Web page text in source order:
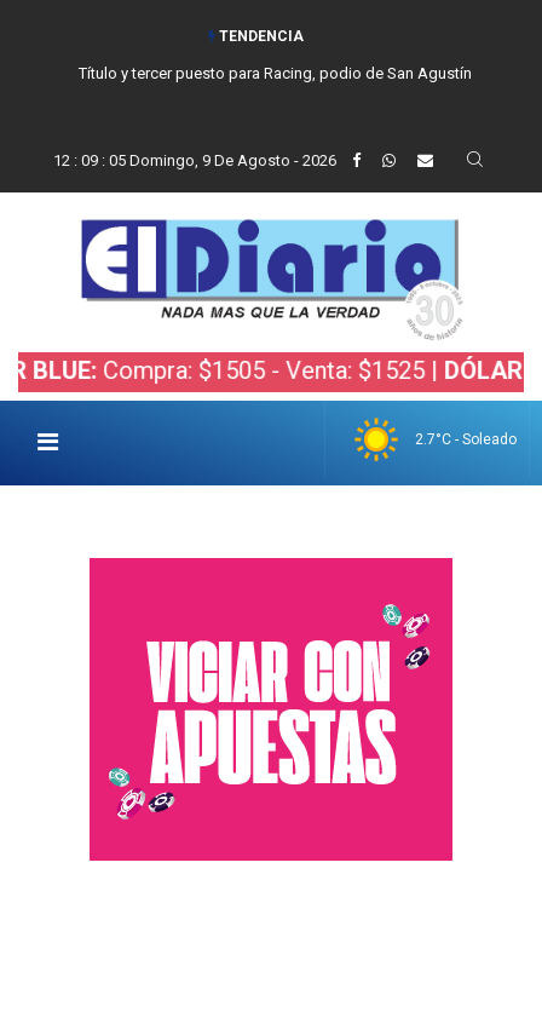
TENDENCIA
Título y tercer puesto para Racing, podio de San Agustín
12 : 09 : 06 Domingo, 9 De Agosto - 2026
Compra: $1505 - Venta: $1525 |DÓLAR BOLSA:
2.7°C - Soleado